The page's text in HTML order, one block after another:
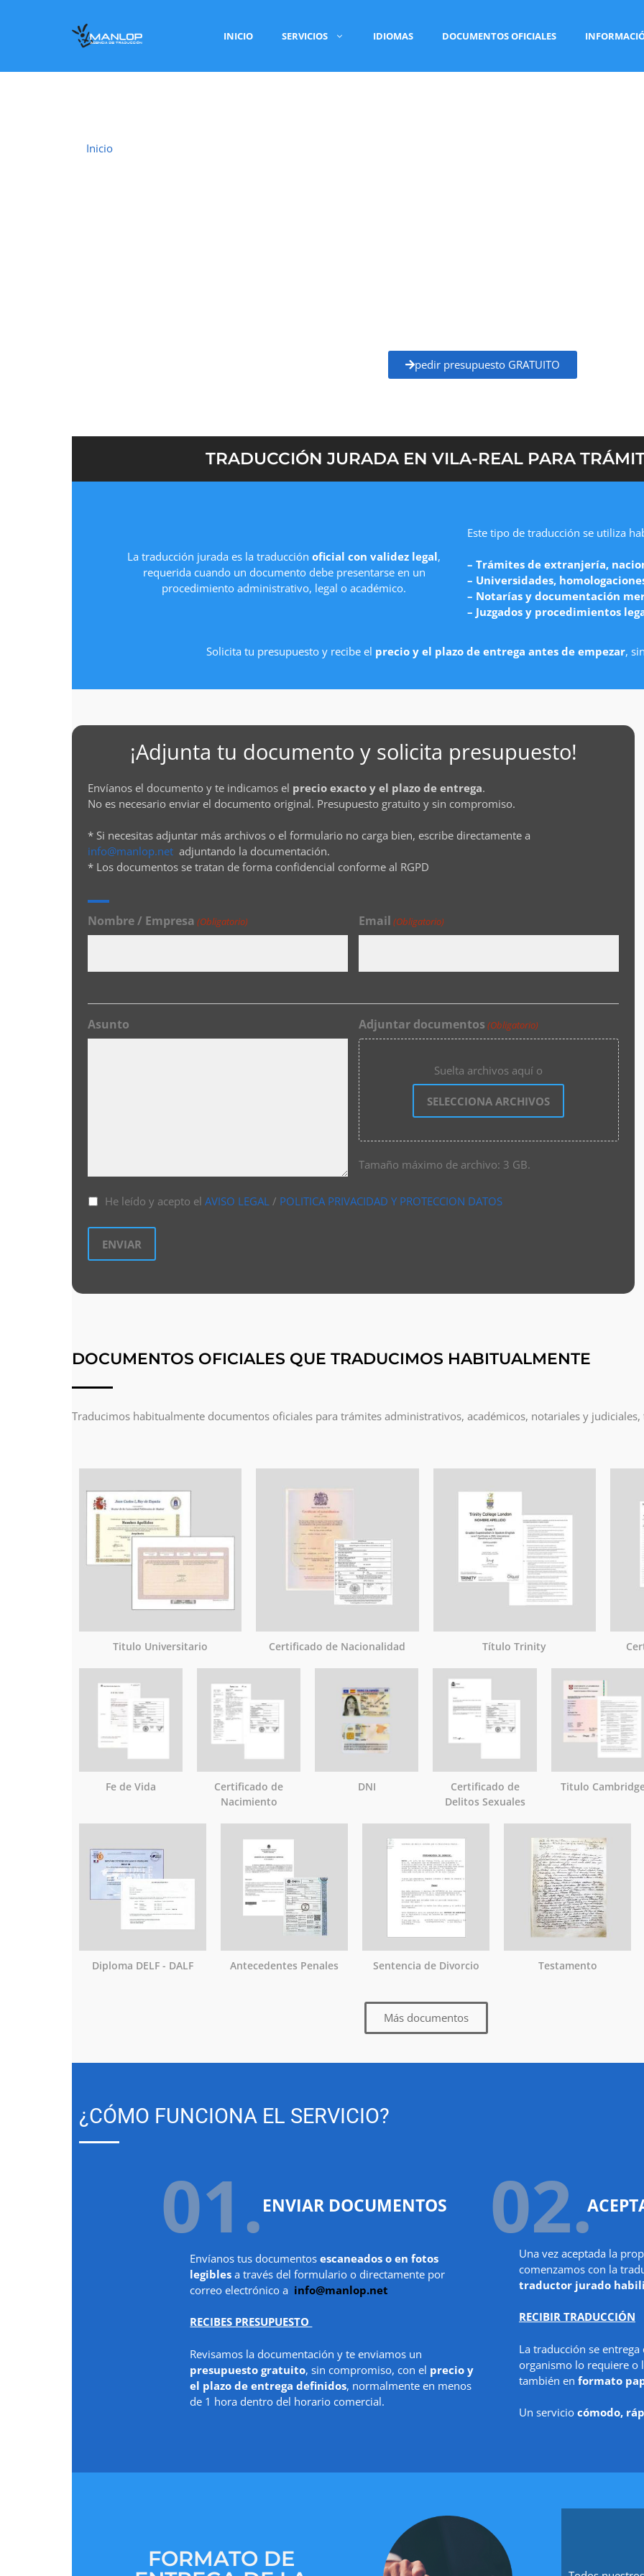
INICIO SERVICIOS IDIOMAS DOCUMENTOS OFICIALES
Inicio
pedir presupuesto GRATUITO
TRADUCCIÓN JURADA EN VILA-REAL PARA
La traducción jurada es la traducción oficial con validez legal,
requerida cuando un documento debe presentarse en un
procedimiento administrativo, legal o académico.
Este tipo de traducción se utiliza
– Trámites de extranjería,
– Universidades,
– Notarías y documentación
– Juzgados y procedimientos
Solicita tu presupuesto y recibe el precio y el plazo de entrega antes de empezar,
¡Adjunta tu documento y solicita presupuesto!
Envíanos el documento y te indicamos el precio exacto y el plazo de entrega.
No es necesario enviar el documento original. Presupuesto gratuito y sin compromiso.
* Si necesitas adjuntar más archivos o el formulario no carga bien, escribe directamente a
info@manlop.net adjuntando la documentación.
* Los documentos se tratan de forma confidencial conforme al RGPD
Nombre / Empresa (Obligatorio) Email (Obligatorio)
Asunto Adjuntar documentos (Obligatorio)
Suelta archivos aquí o
SELECCIONA ARCHIVOS
Tamaño máximo de archivo: 3 GB.
He leído y acepto el AVISO LEGAL/ POLITICA PRIVACIDAD Y PROTECCION DATOS
DOCUMENTOS OFICIALES QUE TRADUCIMOS HABITUALMENTE
Traducimos habitualmente documentos oficiales para trámites administrativos, académicos, notariales y
Titulo Universitario Certificado de Nacionalidad Título Trinity
Fe de Vida
Certificado de
Nacimiento
DNI
Certificado de
Delitos Sexuales
Titulo
Diploma DELF - DALF Antecedentes Penales Sentencia de Divorcio Testamento
Más documentos
¿CÓMO FUNCIONA EL SERVICIO?
01.ENVIAR DOCUMENTOS
Envíanos tus documentosescaneados o en fotos
legibles a través del formulario o directamente por
correo electrónico a info@manlop.net
RECIBES PRESUPUESTO
Revisamos la documentación y te enviamos un
presupuesto gratuito, sin compromiso, con el precio y
el plazo de entrega definidos, normalmente en menos
de 1 hora dentro del horario comercial.
02.
Una vez aceptada la
comenzamos con la
traductor jurado
RECIBIR TRADUCCIÓN
La traducción se entrega
organismo lo requiere o
también en formato
Un servicio cómodo,
FORMATO DE